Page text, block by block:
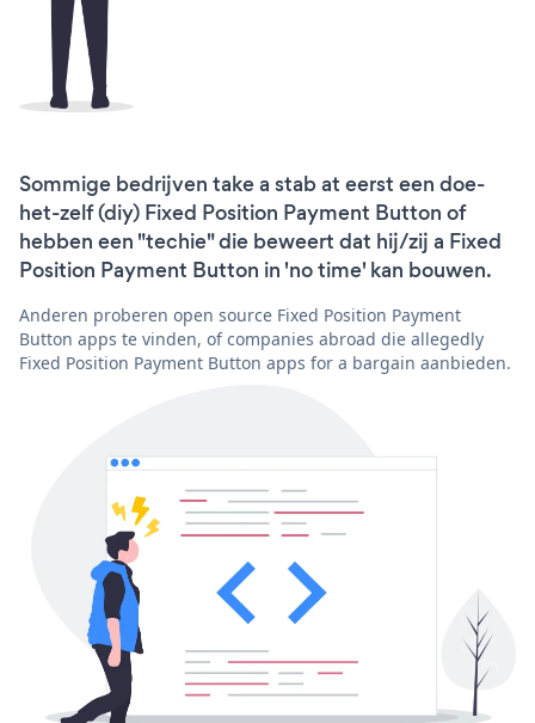
Sommige bedrijven take a stab at eerst een doe-
het-zelf (diy) Fixed Position Payment Button of
hebben een "techie" die beweert dat hij/zij a Fixed
Position Payment Button in 'no time' kan bouwen.
Anderen proberen open source Fixed Position Payment
Button apps te vinden, of companies abroad die allegedly
Fixed Position Payment Button apps for a bargain aanbieden.